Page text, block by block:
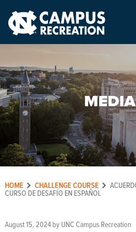
About Us
Memberships
Facilities
Programs
Upcoming Activities
Support Us
MEDIA
HOME CHALLENGE COURSE
CURSO DE DESAFÍO EN ESPAÑOL
August 15, 2024byUNC Campus Recreation